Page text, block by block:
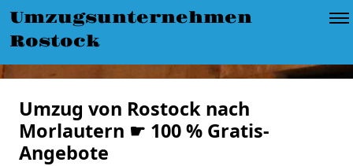
Umzugsunternehmen
Rostock
Umzug von Rostock nach
Morlautern ☛ 100 % Gratis-
Angebote